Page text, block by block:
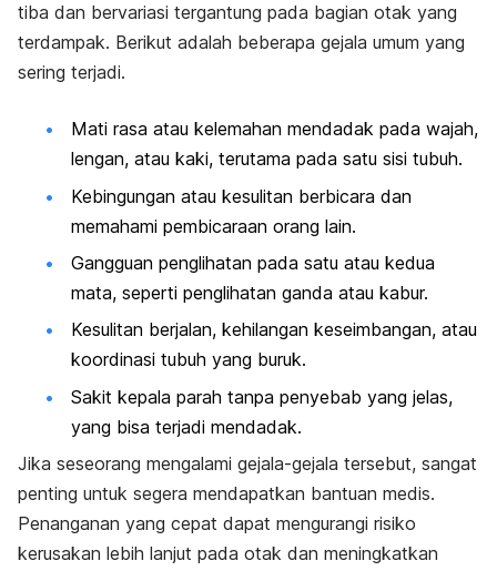
tiba dan bervariasi tergantung pada bagian otak yang
terdampak. Berikut adalah beberapa gejala umum yang
sering terjadi.
Mati rasa atau kelemahan mendadak pada wajah,
lengan, atau kaki, terutama pada satu sisi tubuh.
Kebingungan atau kesulitan berbicara dan
memahami pembicaraan orang lain.
Gangguan penglihatan pada satu atau kedua
mata, seperti penglihatan ganda atau kabur.
Kesulitan berjalan, kehilangan keseimbangan, atau
koordinasi tubuh yang buruk.
Sakit kepala parah tanpa penyebab yang jelas,
yang bisa terjadi mendadak.
Jika seseorang mengalami gejala-gejala tersebut, sangat
penting untuk segera mendapatkan bantuan medis.
Penanganan yang cepat dapat mengurangi risiko
kerusakan lebih lanjut pada otak dan meningkatkan